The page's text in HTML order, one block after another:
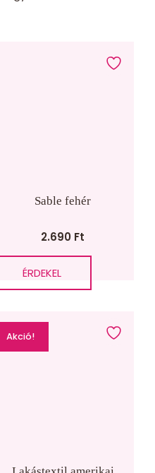
Sable fehér
2.690 Ft
ÉRDEKEL
Akció!